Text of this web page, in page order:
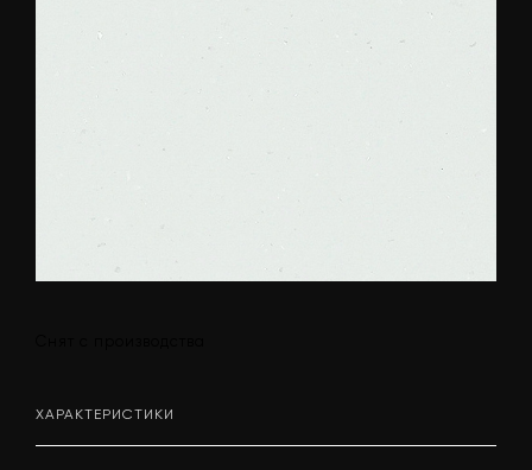
ХАРАКТЕРИСТИКИ